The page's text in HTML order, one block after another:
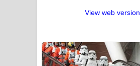
View web version